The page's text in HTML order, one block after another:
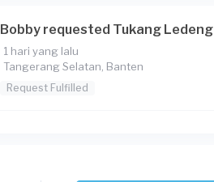
Bobby requested Tukang Ledeng
1 hari yang lalu
Tangerang Selatan, Banten
Request Fulfilled